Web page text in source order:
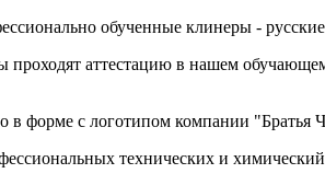
обученные клинеры -
аттестацию в нашем
в форме с логотипом компании "Братья
технических и